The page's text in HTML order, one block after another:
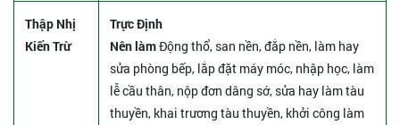
Thập Nhị
Kiến Trừ
Trực Định
Nên làmĐộng thổ, san nền, đắp nền, làm hay
sửa phòng bếp, lắp đặt máy móc, nhập học, làm
lễ cầu thân, nộp đơn dâng sớ, sửa hay làm tàu
thuyền, khai trương tàu thuyền, khởi công làm